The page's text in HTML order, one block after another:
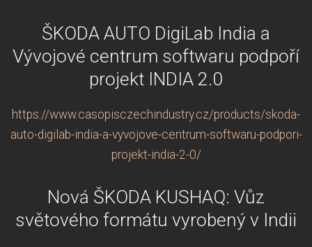
ŠKODA AUTO DigiLab India a
Vývojové centrum softwaru podpoří
projekt INDIA 2.0
https://www.casopisczechindustry.cz/products/skoda-
auto-digilab-india-a-vyvojove-centrum-softwaru-podpori-
projekt-india-2-0/
Nová ŠKODA KUSHAQ: Vůz
světového formátu vyrobený v Indii